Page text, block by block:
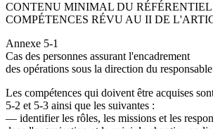
CONTENU MINIMAL DU RÉFÉRENTIEL
COMPÉTENCES RÉVU AU II DE
Annexe 5-1
Cas des personnes assurant l'encadrement
des opérations sous la direction du
Les compétences qui doivent être acquises
5-2 et 5-3 ainsi que les suivantes :
― identifier les rôles, les missions et les